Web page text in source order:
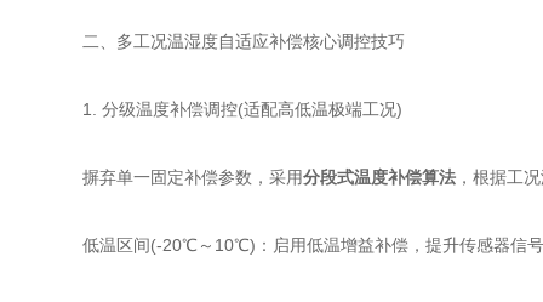
二、多工况温湿度自适应补偿核心调控技巧
1. 分级温度补偿调控(适配高低温极端工况)
摒弃单一固定补偿参数，采用分段式温度补偿算法 ，根据工
低温区间(-20℃～10℃)：启用低温增益补偿，提升传感器信号